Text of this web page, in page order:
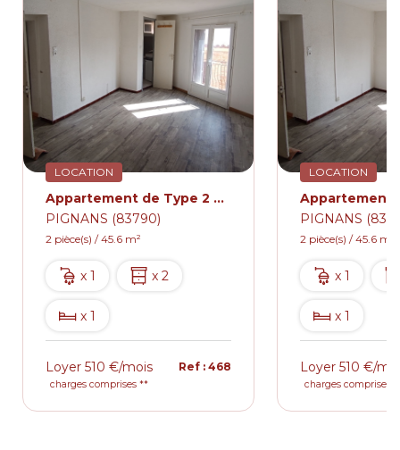
LOCATION
Appartement de Type 2 avec balcon centre du village de PIGNANS 510€
PIGNANS (83790)
2 pièce(s) / 45.6 m²
x 1 x 2
x 1
Loyer 510 €/mois
charges comprises **
Ref : 468
LOCATION
PIGNANS
2 pièce(s) / 45.6 m²
x 1
x 1
Loyer 510 €/
charges comprises